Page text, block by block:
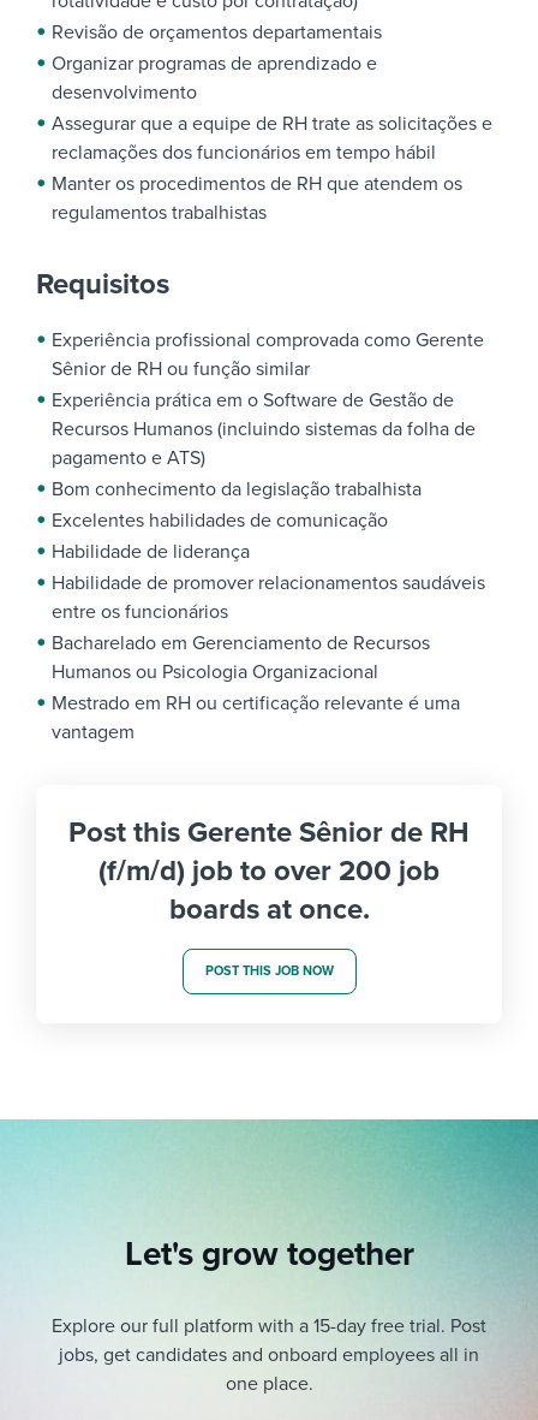
Revisão de orçamentos departamentais
Organizar programas de aprendizado e
desenvolvimento
Assegurar que a equipe de RH trate as solicitações e
reclamações dos funcionários em tempo hábil
Manter os procedimentos de RH que atendem os
regulamentos trabalhistas
Requisitos
Experiência profissional comprovada como Gerente
Sênior de RH ou função similar
Experiência prática em o Software de Gestão de
Recursos Humanos (incluindo sistemas da folha de
pagamento e ATS)
Bom conhecimento da legislação trabalhista
Excelentes habilidades de comunicação
Habilidade de liderança
Habilidade de promover relacionamentos saudáveis
entre os funcionários
Bacharelado em Gerenciamento de Recursos
Humanos ou Psicologia Organizacional
Mestrado em RH ou certificação relevante é uma
vantagem
Post this Gerente Sênior de RH
(f/m/d) job to over 200 job
boards at once.
POST THIS JOB NOW
Let's grow together
Explore our full platform with a 15-day free trial. Post
jobs, get candidates and onboard employees all in
one place.